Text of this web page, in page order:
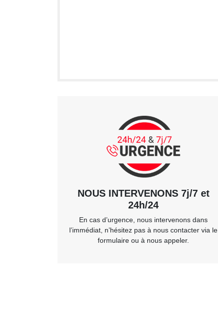
NOUS INTERVENONS 7j/7 et
24h/24
En cas d’urgence, nous intervenons dans
l’immédiat, n’hésitez pas à nous contacter via le
formulaire ou à nous appeler.